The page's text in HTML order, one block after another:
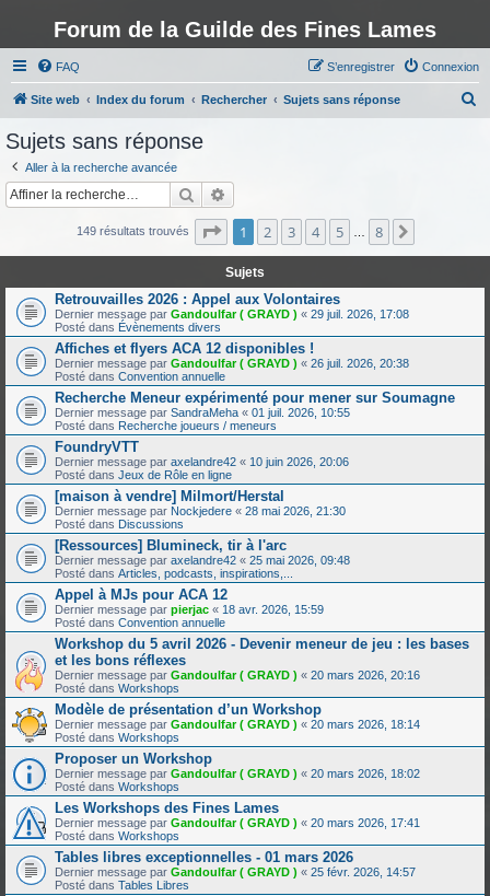
Forum de la Guilde des Fines Lames
FAQ Connexion
S’enregistrer
Site web Index du forum Rechercher Sujets sans réponse
c
r
Sujets sans réponse
Aller à la recherche avancée
Rechercher
149 résultats trouvés Page sur8
1 2 3 4 5 8
Sujets
Retrouvailles 2026 : Appel aux Volontaires
Dernier message par Gandoulfar ( GRAYD ) « 29 juil. 2026, 17:08
Posté dans Évènements divers
Affiches et flyers ACA 12 disponibles !
Dernier message par Gandoulfar ( GRAYD ) « 26 juil. 2026, 20:38
Posté dans Convention annuelle
Recherche Meneur expérimenté pour mener sur Soumagne
Dernier message par SandraMeha « 01 juil. 2026, 10:55
Posté dans Recherche joueurs / meneurs
FoundryVTT
Dernier message par axelandre42 « 10 juin 2026, 20:06
Posté dans Jeux de Rôle en ligne
[maison à vendre] Milmort/Herstal
Dernier message par Nockjedere « 28 mai 2026, 21:30
Posté dans Discussions
[Ressources] Blumineck, tir à l'arc
Dernier message par axelandre42 « 25 mai 2026, 09:48
Posté dans Articles, podcasts, inspirations,...
Appel à MJs pour ACA 12
Dernier message par pierjac « 18 avr. 2026, 15:59
Posté dans Convention annuelle
Workshop du 5 avril 2026 - Devenir meneur de jeu : les bases
et les bons réflexes
Dernier message par Gandoulfar ( GRAYD ) « 20 mars 2026, 20:16
Posté dans Workshops
Modèle de présentation d’un Workshop
Dernier message par Gandoulfar ( GRAYD ) « 20 mars 2026, 18:14
Posté dans Workshops
Proposer un Workshop
Dernier message par Gandoulfar ( GRAYD ) « 20 mars 2026, 18:02
Posté dans Workshops
Les Workshops des Fines Lames
Dernier message par Gandoulfar ( GRAYD ) « 20 mars 2026, 17:41
Posté dans Workshops
Tables libres exceptionnelles - 01 mars 2026
Dernier message par Gandoulfar ( GRAYD ) « 25 févr. 2026, 14:57
Posté dans Tables Libres